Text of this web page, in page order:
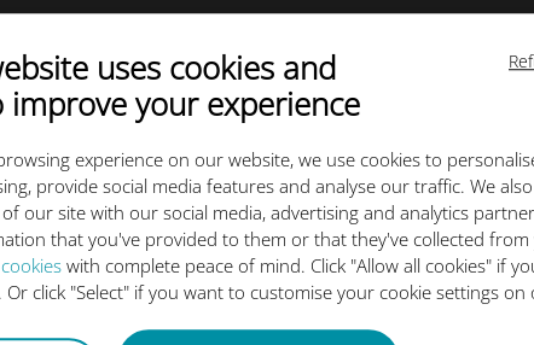
uses cookies and
your experience
experience on our website, we use cookies to
provide social media features and analyse our traffic. We
our site with our social media, advertising and analytics
that you've provided to them or that they've collected
with complete peace of mind. Click "Allow all cookies" if
click "Select" if you want to customise your cookie settings on
już dziś i aktywuj go